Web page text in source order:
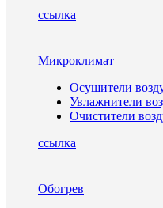
ссылка
Микроклимат
Осушители
Увлажнители
Очистители
ссылка
Обогрев